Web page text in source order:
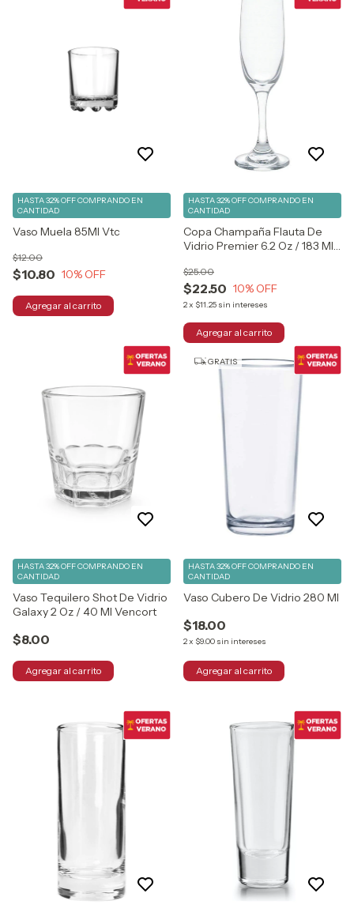
Vaso Muela 85Ml Vtc
$10.80
$12.00
10% OFF
HASTA 32% OFFCOMPRANDO EN
CANTIDAD
Copa Champaña Flauta De
Vidrio Premier 6.2 Oz / 183 Ml
$22.50
$25.00
10% OFF
2x $11.25 sin intereses
HASTA 32% OFFCOMPRANDO EN
CANTIDAD
Vaso Tequilero Shot De Vidrio
Galaxy 2 Oz / 40 Ml Vencort
$8.00
HASTA 32% OFFCOMPRANDO EN
CANTIDAD
GRATIS
Vaso Cubero De Vidrio 280 Ml
$18.00
2x $9.00 sin intereses
HASTA 32% OFFCOMPRANDO EN
CANTIDAD